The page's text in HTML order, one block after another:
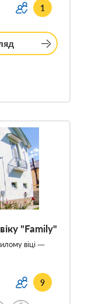
1
"Family"
віці —
9